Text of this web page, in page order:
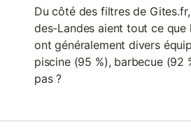
Du côté des filtres de
des-Landes aient tout ce que
ont généralement divers
piscine (95 %), barbecue (92
pas ?